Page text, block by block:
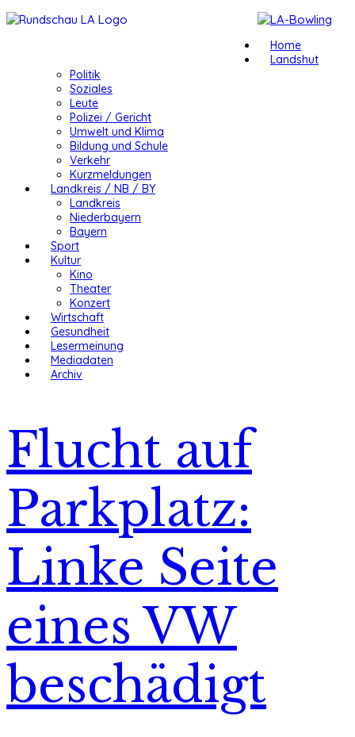
Home
Landshut
Politik
Soziales
Leute
Polizei / Gericht
Umwelt und Klima
Bildung und Schule
Verkehr
Kurzmeldungen
Landkreis / NB / BY
Landkreis
Niederbayern
Bayern
Sport
Kultur
Kino
Theater
Konzert
Wirtschaft
Gesundheit
Lesermeinung
Mediadaten
Archiv
Flucht auf
Parkplatz:
Linke Seite
eines VW
beschädigt